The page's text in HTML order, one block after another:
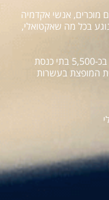
מוכרים, אנשי אקדמיה
נוגע בכל מה שאקטואלי,
השבועון מופץ בעשרות אלפי עותקים בכ-5,500 בתי כנסת
המופצת בעשרות